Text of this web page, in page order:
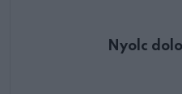
Nyolc